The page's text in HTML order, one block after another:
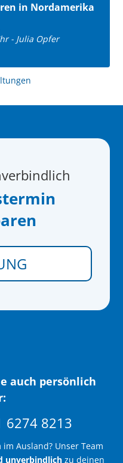
in Nordamerika
- Julia Opfer
auch persönlich
6274 8213
Ausland? Unser Team
unverbindlichzu deinen